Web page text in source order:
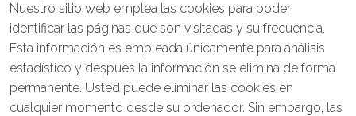
Nuestro sitio web emplea las cookies para poder
identificar las páginas que son visitadas y su frecuencia.
Esta información es empleada únicamente para análisis
estadístico y después la información se elimina de forma
permanente. Usted puede eliminar las cookies en
cualquier momento desde su ordenador. Sin embargo, las